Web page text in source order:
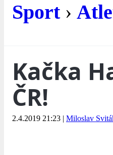
Sport›
Kačka
ČR!
2.4.2019 21:23 | Miloslav